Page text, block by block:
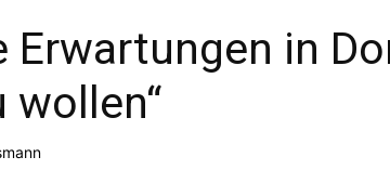
Erwartungen in